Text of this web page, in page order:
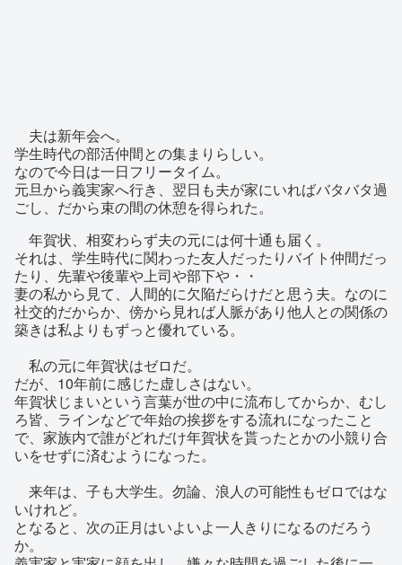
夫は新年会へ。
学生時代の部活仲間との集まりらしい。
なので今日は一日フリータイム。
元旦から義実家へ行き、翌日も夫が家にいればバタバタ過
ごし、だから束の間の休憩を得られた。
年賀状、相変わらず夫の元には何十通も届く。
それは、学生時代に関わった友人だったりバイト仲間だっ
たり、先輩や後輩や上司や部下や・・
妻の私から見て、人間的に欠陥だらけだと思う夫。なのに
社交的だからか、傍から見れば人脈があり他人との関係の
築きは私よりもずっと優れている。
私の元に年賀状はゼロだ。
だが、10年前に感じた虚しさはない。
年賀状じまいという言葉が世の中に流布してからか、むし
ろ皆、ラインなどで年始の挨拶をする流れになったこと
で、家族内で誰がどれだけ年賀状を貰ったとかの小競り合
いをせずに済むようになった。
来年は、子も大学生。勿論、浪人の可能性もゼロではな
いけれど。
となると、次の正月はいよいよ一人きりになるのだろう
か。